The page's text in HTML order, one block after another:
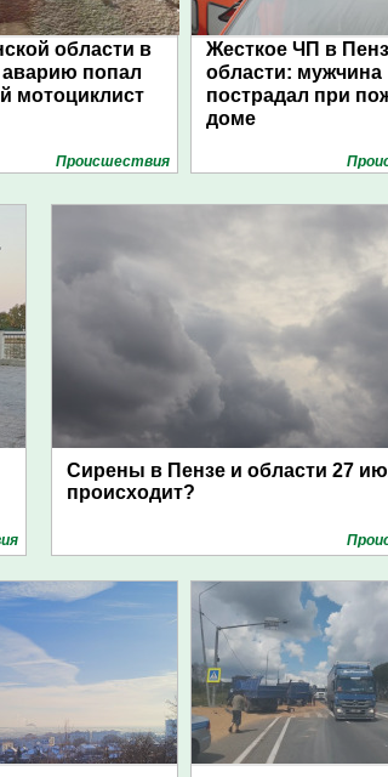
области в
попал
мотоциклист
Проиcшествия
Жесткое ЧП в
области: мужчина
пострадал при
доме
Сирены в Пензе и области 27
происходит?